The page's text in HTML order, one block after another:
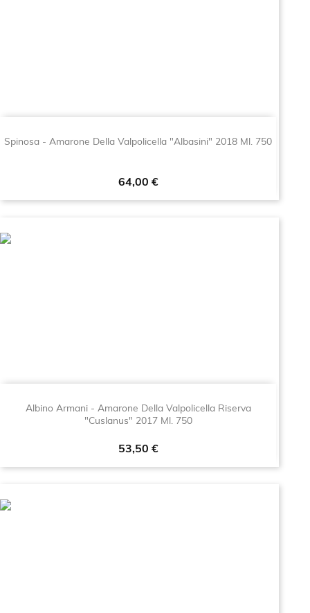
Spinosa - Amarone Della Valpolicella "Albasini" 2018 Ml. 750
Prezzo
64,00 €
Albino Armani - Amarone Della Valpolicella Riserva
"Cuslanus" 2017 Ml. 750
Prezzo
53,50 €